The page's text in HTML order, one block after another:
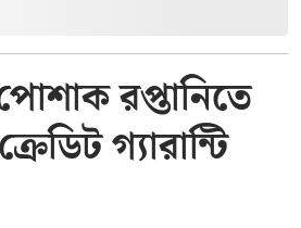
রপ্তানিতে
গ্যারান্টি